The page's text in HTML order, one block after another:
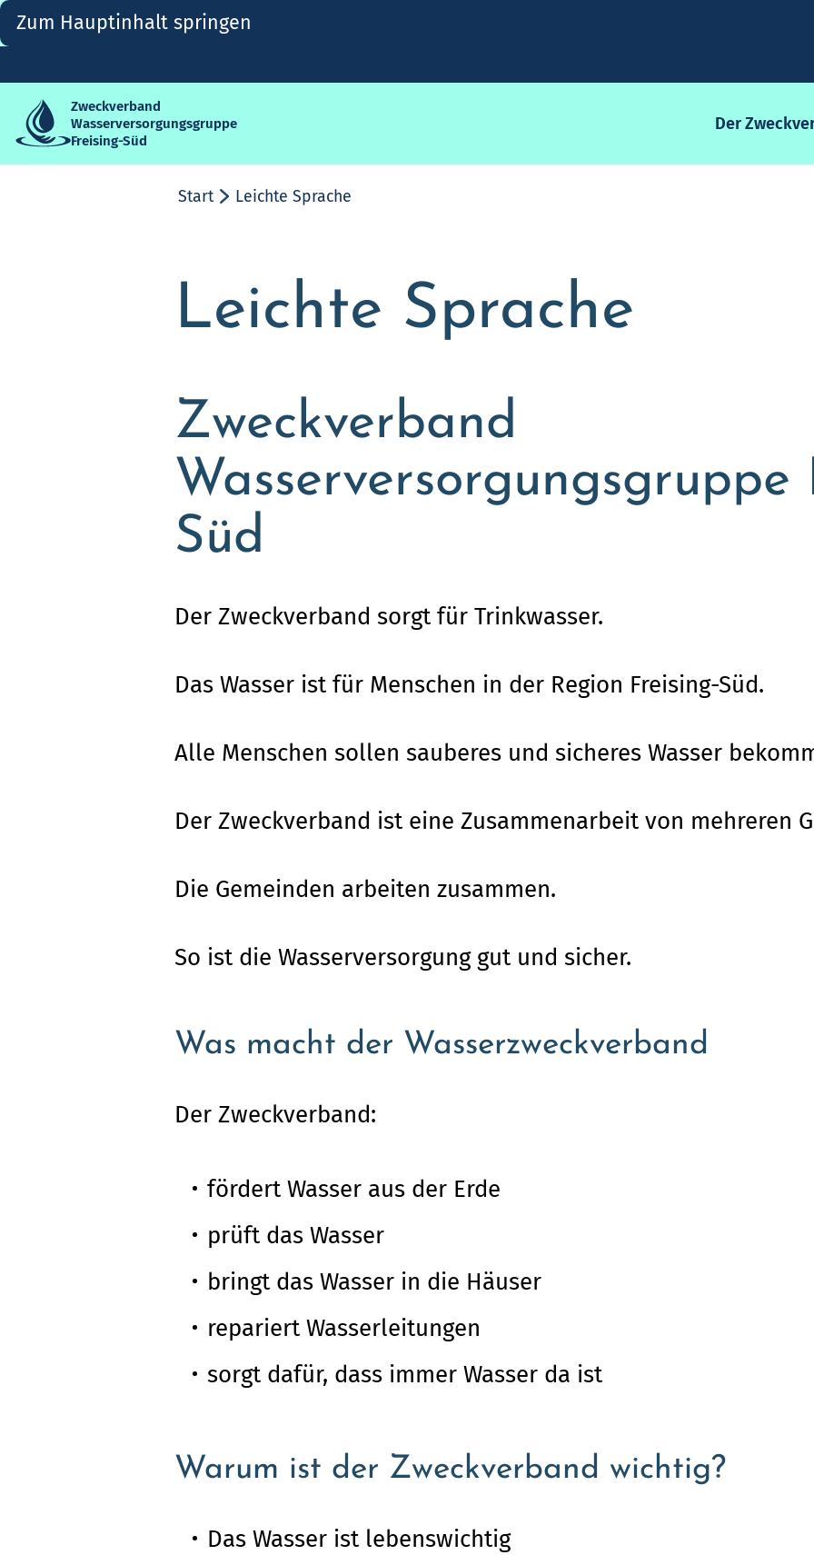
Zum Hauptinhalt springen
Zweckverband
Wasserversorgungsgruppe
Freising-Süd
Der
Start Leichte Sprache
Leichte Sprache
Zweckverband
Wasserversorgungsgruppe
Süd
Der Zweckverband sorgt für Trinkwasser.
Das Wasser ist für Menschen in der Region Freising-Süd.
Alle Menschen sollen sauberes und sicheres Wasser
Der Zweckverband ist eine Zusammenarbeit von mehreren
Die Gemeinden arbeiten zusammen.
So ist die Wasserversorgung gut und sicher.
Was macht der Wasserzweckverband
Der Zweckverband:
fördert Wasser aus der Erde
prüft das Wasser
bringt das Wasser in die Häuser
repariert Wasserleitungen
sorgt dafür, dass immer Wasser da ist
Warum ist der Zweckverband wichtig?
Das Wasser ist lebenswichtig